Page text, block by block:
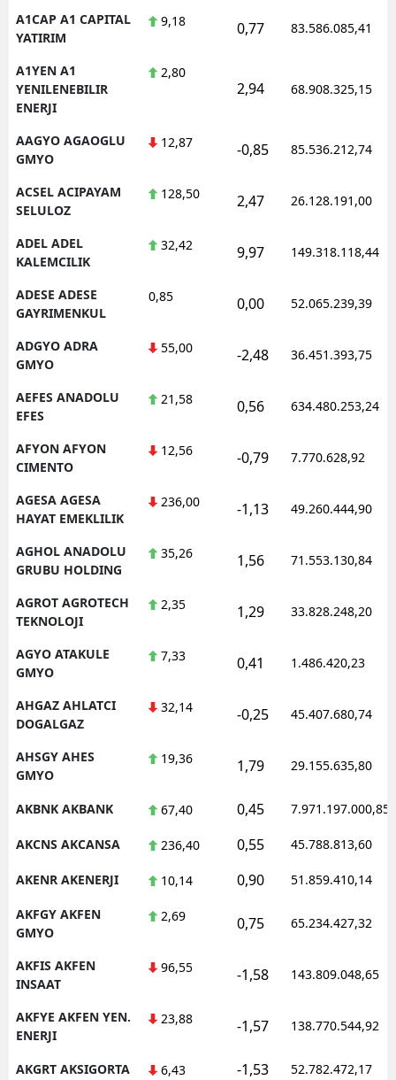
A1CAP A1 CAPITAL
YATIRIM
9,18 0,77 83.586.085,41
A1YEN A1
YENILENEBILIR
ENERJI
2,80
2,94 68.908.325,15
AAGYO AGAOGLU
GMYO
12,87 -0,85 85.536.212,74
ACSEL ACIPAYAM
SELULOZ
128,50 2,47 26.128.191,00
ADEL ADEL
KALEMCILIK
32,42 9,97 149.318.118,44
ADESE ADESE
GAYRIMENKUL
0,85 0,00 52.065.239,39
ADGYO ADRA
GMYO
55,00 -2,48 36.451.393,75
AEFES ANADOLU
EFES
21,58 0,56 634.480.253,24
AFYON AFYON
CIMENTO
12,56 -0,79 7.770.628,92
AGESA AGESA
HAYAT EMEKLILIK
236,00 -1,13 49.260.444,90
AGHOL ANADOLU
GRUBU HOLDING
35,26 1,56 71.553.130,84
AGROT AGROTECH
TEKNOLOJI
2,35 1,29 33.828.248,20
AGYO ATAKULE
GMYO
7,33 0,41 1.486.420,23
AHGAZ AHLATCI
DOGALGAZ
32,14 -0,25 45.407.680,74
AHSGY AHES
GMYO
19,36 1,79 29.155.635,80
AKBNK AKBANK 67,40 0,45 7.971.197.000,85
AKCNS AKCANSA 236,40 0,55 45.788.813,60
AKENR AKENERJI 10,14 0,90 51.859.410,14
AKFGY AKFEN
GMYO
2,69 0,75 65.234.427,32
AKFIS AKFEN
INSAAT
96,55 -1,58 143.809.048,65
AKFYE AKFEN YEN.
ENERJI
23,88 -1,57 138.770.544,92
AKGRT AKSIGORTA 6,43 -1,53 52.782.472,17